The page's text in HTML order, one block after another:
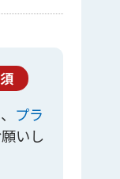
プラ
いし